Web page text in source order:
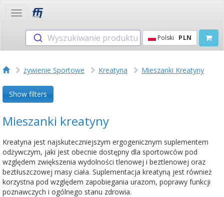
Toggle
Wyszukiwanie produktu Polski PLN
żywienie Sportowe Kreatyna Mieszanki Kreatyny
Show filters
Mieszanki kreatyny
Kreatyna jest najskuteczniejszym ergogenicznym suplementem
odżywczym, jaki jest obecnie dostępny dla sportowców pod
względem zwiększenia wydolności tlenowej i beztlenowej oraz
beztłuszczowej masy ciała. Suplementacja kreatyną jest również
korzystna pod względem zapobiegania urazom, poprawy funkcji
poznawczych i ogólnego stanu zdrowia.